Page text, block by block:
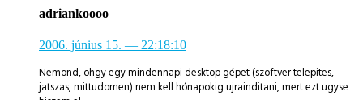
adriankoooo
2006. június 15. — 22:18:10
Nemond, ohgy egy mindennapi desktop gépet (szoftver telepites,
jatszas, mittudomen) nem kell hónapokig ujrainditani, mert ezt ugyse